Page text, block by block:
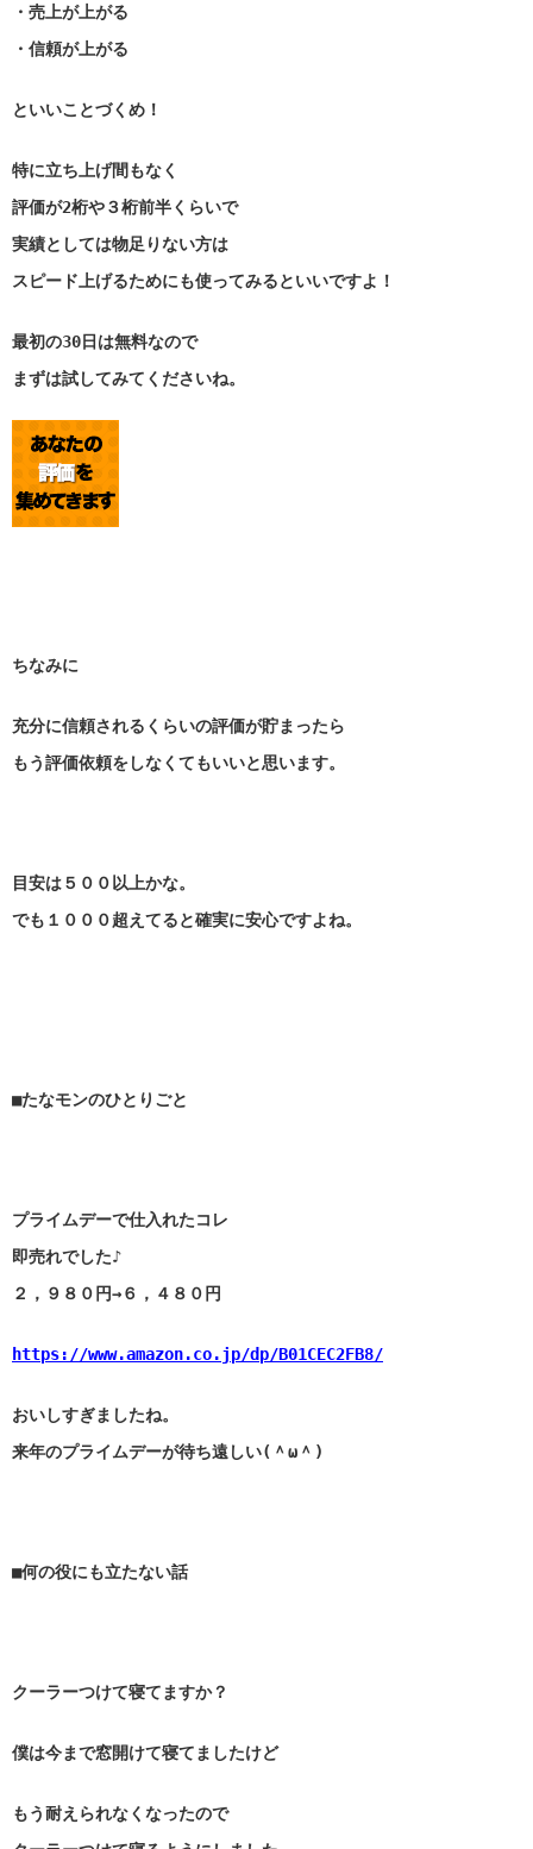
・売上が上がる
・信頼が上がる
といいことづくめ！
特に立ち上げ間もなく
評価が2桁や３桁前半くらいで
実績としては物足りない方は
スピード上げるためにも使ってみるといいですよ！
最初の30日は無料なので
まずは試してみてくださいね。
ちなみに
充分に信頼されるくらいの評価が貯まったら
もう評価依頼をしなくてもいいと思います。
目安は５００以上かな。
でも１０００超えてると確実に安心ですよね。
■たなモンのひとりごと
プライムデーで仕入れたコレ
即売れでした♪
２，９８０円→６，４８０円
https://www.amazon.co.jp/dp/B01CEC2FB8/
おいしすぎましたね。
来年のプライムデーが待ち遠しい(＾ω＾)
■何の役にも立たない話
クーラーつけて寝てますか？
僕は今まで窓開けて寝てましたけど
もう耐えられなくなったので